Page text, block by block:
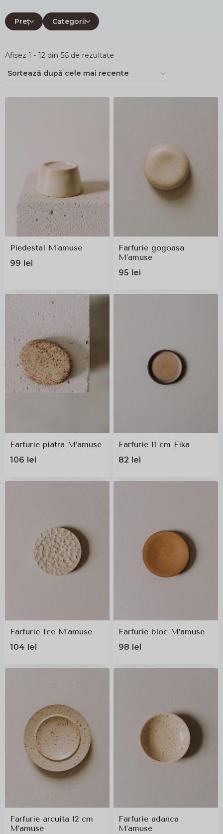
Preț Categorii
Afișez 1 - 12 din 56 de rezultate
după
mai
Piedestal M’amuse
99 lei
Farfurie gogoasa
M’amuse
95 lei
Farfurie piatra M’amuse
106 lei
Farfurie 11 cm Fika
82 lei
Farfurie Ice M’amuse
104 lei
Farfurie bloc M’amuse
98 lei
Farfurie arcuita 12 cm
M’amuse
Farfurie adanca
M’amuse